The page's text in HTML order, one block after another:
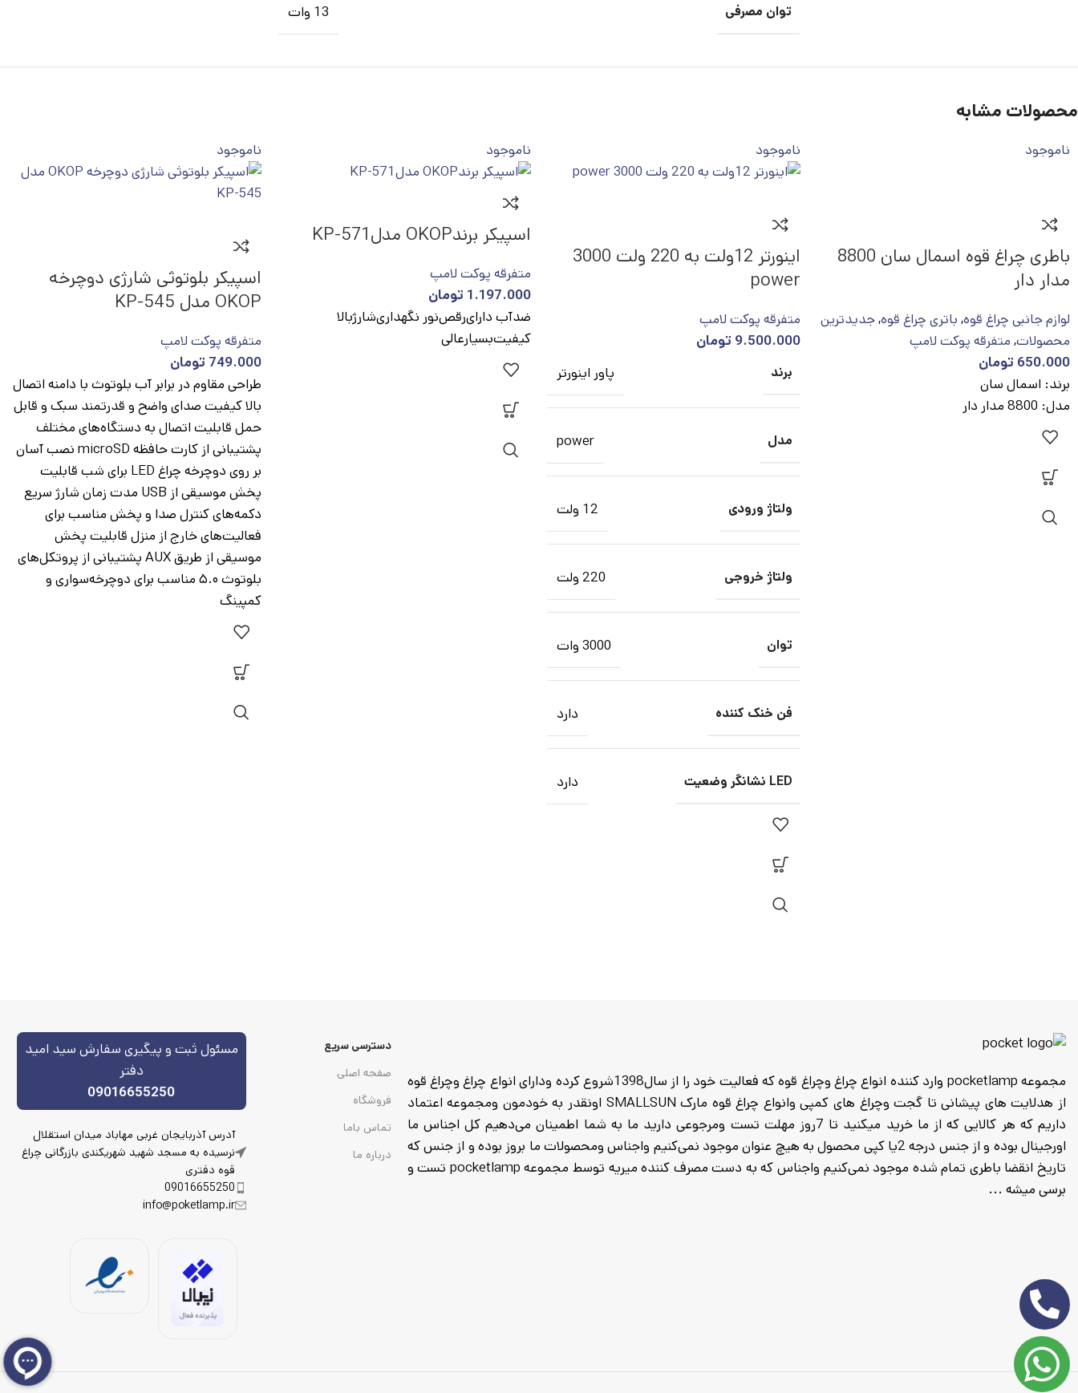
توان مصرفی 13 وات
محصولات مشابه
ناموجود
باطری چراغ قوه اسمال سان 8800
مدار دار
لوازم جانبی چراغ قوه, باتری چراغ قوه,جدیدترین
محصولات, متفرقه پوکت لامپ
650.000 تومان
برند: اسمال سان
مدل: 8800 مدار دار
ناموجود
اینورتر 12ولت به 220 ولت 3000
power
متفرقه پوکت لامپ
9.500.000 تومان
برند پاور اینورتر
مدل power
ولتاژ ورودی 12 ولت
ولتاژ خروجی 220 ولت
توان 3000 وات
فن خنک کننده دارد
LED نشانگر وضعیت دارد
ناموجود
اسپیکر برندOKOP مدلKP-571
متفرقه پوکت لامپ
1.197.000 تومان
ضدآب دارای‌رقص‌نور نگهداری‌شارژبالا
کیفیت‌بسیار‌عالی
ناموجود
اسپیکر بلوتوثی شارژی دوچرخه
OKOP مدل KP-545
متفرقه پوکت لامپ
749.000 تومان
طراحی مقاوم در برابر آب بلوتوث با دامنه اتصال
بالا کیفیت صدای واضح و قدرتمند سبک و قابل
حمل قابلیت اتصال به دستگاه‌های مختلف
پشتیبانی از کارت حافظه microSD نصب آسان
بر روی دوچرخه چراغ LED برای شب قابلیت
پخش موسیقی از USB مدت زمان شارژ سریع
دکمه‌های کنترل صدا و پخش مناسب برای
فعالیت‌های خارج از منزل قابلیت پخش
موسیقی از طریق AUX پشتیبانی از پروتکل‌های
بلوتوث ۵.۰ مناسب برای دوچرخه‌سواری و
کمپینگ
مجموعه pocketlamp وارد کننده انواع چراغ وچراغ قوه که فعالیت خود را از سال1398شروع کرده ودارای انواع چراغ وچراغ قوه
از هدلایت های پیشانی تا گجت وچراغ های کمپی وانواع چراغ قوه مارک SMALLSUN اونقدر به خودمون ومجموعه اعتماد
داریم که هر کالایی که از ما خرید میکنید تا 7روز مهلت تست ومرجوعی دارید ما به شما اطمینان می‌دهیم کل اجناس ما
اورجینال بوده و از جنس درجه 2یا کپی محصول به هیچ عنوان موجود نمی‌کنیم واجناس ومحصولات ما بروز بوده و از جنس که
تاریخ انقضا باطری تمام شده موجود نمی‌کنیم واجناس که به دست مصرف کننده میریه توسط مجموعه pocketlamp تست و
برسی میشه ...
دسترسی سریع
صفحه اصلی
فروشگاه
تماس باما
درباره ما
مسئول ثبت و پیگیری سفارش سید امید
دفتر
09016655250
آدرس آذربایجان غربی مهاباد میدان استقلال
نرسیده به مسجد شهید شهریکندی بازرگانی چراغ
قوه دفتری
09016655250
info@poketlamp.ir